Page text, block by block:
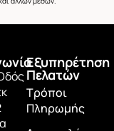
Εξυπηρέτηση
Πελατών
Τρόποι
Πληρωμής